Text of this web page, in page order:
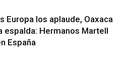
Europa los aplaude, Oaxaca
espalda: Hermanos Martell
España